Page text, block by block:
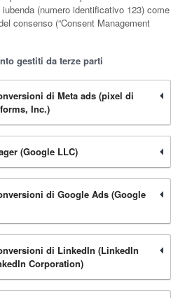
(numero identificativo 123) come
consenso (“Consent Management
gestiti da terze parti
di Meta ads (pixel di
Inc.)
(Google LLC)
di Google Ads (Google
di LinkedIn (LinkedIn
Corporation)